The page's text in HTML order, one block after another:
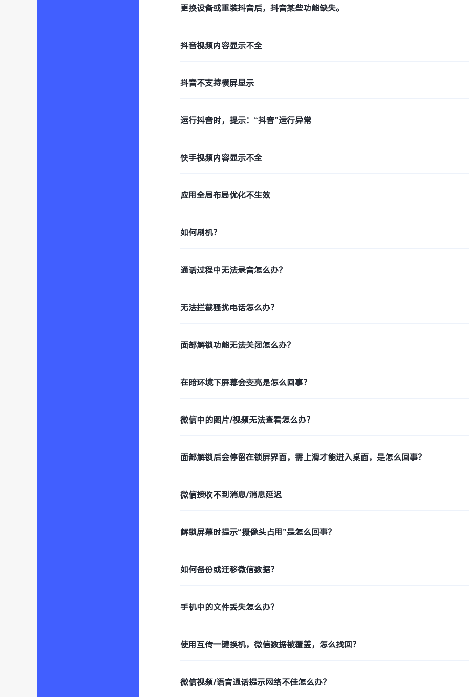
更换设备或重装抖音后，抖音某些功能缺失。
抖音视频内容显示不全
抖音不支持横屏显示
运行抖音时，提示：“抖音”运行异常
快手视频内容显示不全
应用全局布局优化不生效
如何刷机？
通话过程中无法录音怎么办？
无法拦截骚扰电话怎么办？
面部解锁功能无法关闭怎么办？
在暗环境下屏幕会变亮是怎么回事？
微信中的图片/视频无法查看怎么办？
面部解锁后会停留在锁屏界面，需上滑才能进入桌面，是怎么回事？
微信接收不到消息/消息延迟
解锁屏幕时提示“摄像头占用”是怎么回事？
如何备份或迁移微信数据？
手机中的文件丢失怎么办？
使用互传一键换机，微信数据被覆盖，怎么找回？
微信视频/语音通话提示网络不佳怎么办？